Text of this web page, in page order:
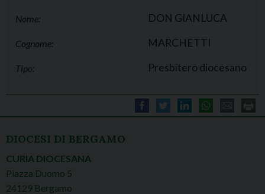
Nome: DON GIANLUCA
Cognome: MARCHETTI
Tipo: Presbitero diocesano
DIOCESI DI BERGAMO
CURIA DIOCESANA
Piazza Duomo 5
24129 Bergamo